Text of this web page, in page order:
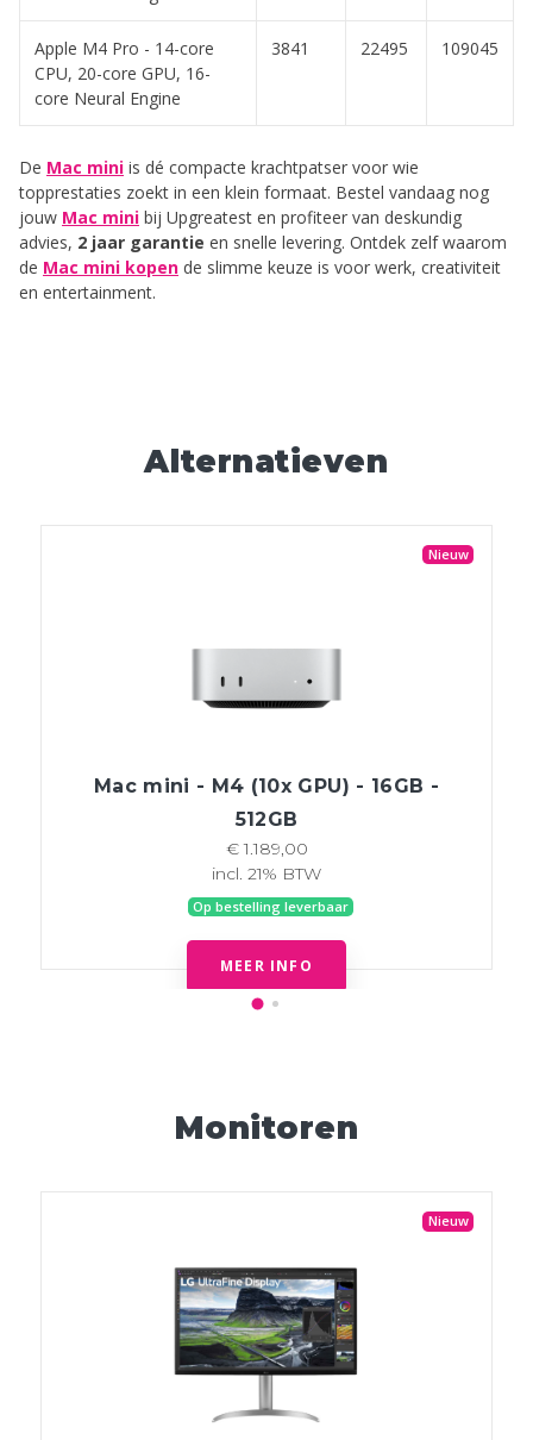
Apple M4 Pro - 14-core
CPU, 20-core GPU, 16-
core Neural Engine
3841 22495 109045
De Mac mini is dé compacte krachtpatser voor wie
topprestaties zoekt in een klein formaat. Bestel vandaag nog
jouw Mac mini bij Upgreatest en profiteer van deskundig
advies, 2 jaar garantie en snelle levering. Ontdek zelf waarom
de Mac mini kopen de slimme keuze is voor werk, creativiteit
en entertainment.
Alternatieven
Nieuw
Mac mini - M4 (10x GPU) - 16GB -
512GB
€ 1.189,00
incl. 21% BTW
Op bestelling leverbaar
MEER INFO
Monitoren
Nieuw